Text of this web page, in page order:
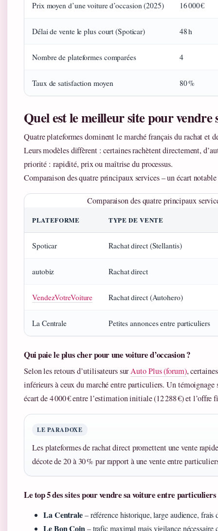
Prix moyen d’une voiture d’occasion (2025) 16 000 €
Délai de vente le plus court (Spoticar) 48 h
Nombre de plateformes comparées 4
Taux de satisfaction moyen 80 %
Quel est le meilleur site pour vendre
Quatre plateformes dominent le marché français du rachat et
Leurs modèles diffèrent : certaines rachètent directement,
priorité : rapidité, prix ou maîtrise du processus.
Comparaison des quatre principaux services – un écart
Comparaison des quatre principaux
PLATEFORME TYPE DE VENTE
Spoticar Rachat direct (Stellantis)
autobiz Rachat direct
VendezVotreVoiture Rachat direct (Autohero)
La Centrale Petites annonces entre particuliers
Qui paie le plus cher pour une voiture d’occasion ?
Selon les retours d’utilisateurs surAuto Plus (forum),
inférieurs à ceux du marché entre particuliers. Un témoignage
écart de 4 000 € entre l’estimation initiale (12 288 €) et l’offre
LE PARADOXE
Les plateformes de rachat direct promettent une vente
décote de 20 à 30 % par rapport à une vente entre
Le top 5 des sites pour vendre sa voiture entre particuliers
La Centrale– référence historique, large audience, frais
Le Bon Coin – trafic maximal mais vigilance nécessaire